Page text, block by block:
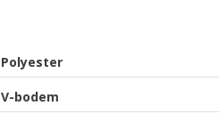
Polyester
V-bodem